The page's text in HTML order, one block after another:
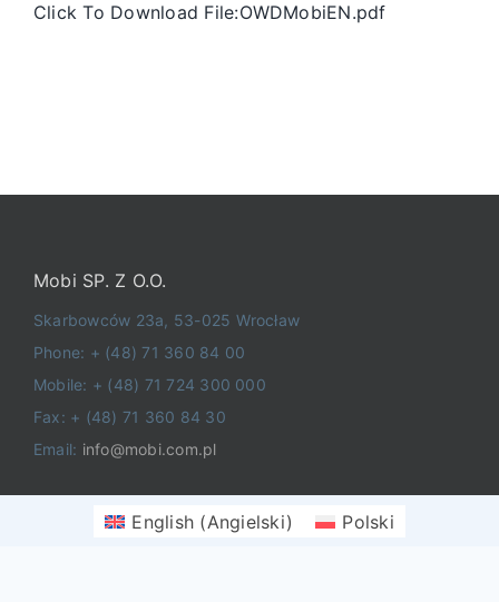
Click To Download File:OWDMobiEN.pdf
Mobi SP. Z O.O.
Skarbowców 23a, 53-025 Wrocław
Phone: + (48) 71 360 84 00
Mobile: + (48) 71 724 300 000
Fax: + (48) 71 360 84 30
Email: info@mobi.com.pl
English (Angielski) Polski